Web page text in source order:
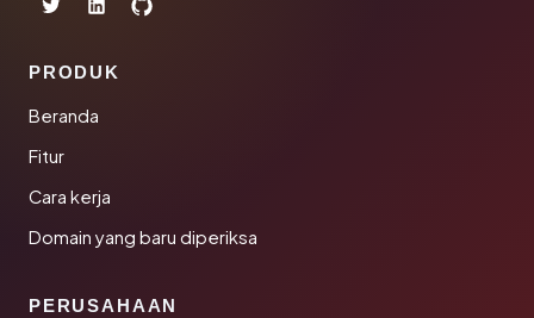
PRODUK
Beranda
Fitur
Cara kerja
Domain yang baru diperiksa
PERUSAHAAN